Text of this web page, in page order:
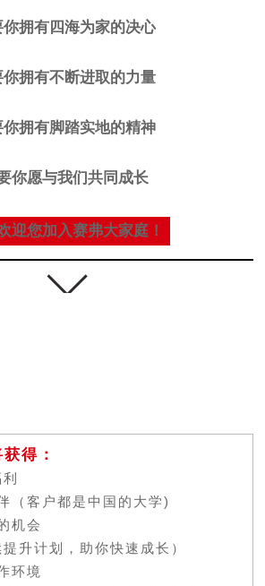
你拥有四海为家的决心
你拥有不断进取的力量
你拥有脚踏实地的精神
你愿与我们共同成长
迎您加入赛弗大家庭！
得：
（客户都是中国的大学)
机会
提升计划，助你快速成长）
环境